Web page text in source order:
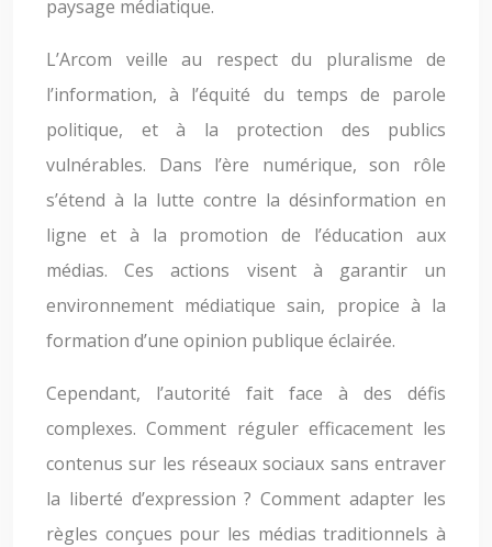
paysage médiatique.
L’Arcom veille au respect du pluralisme de
l’information, à l’équité du temps de parole
politique, et à la protection des publics
vulnérables. Dans l’ère numérique, son rôle
s’étend à la lutte contre la désinformation en
ligne et à la promotion de l’éducation aux
médias. Ces actions visent à garantir un
environnement médiatique sain, propice à la
formation d’une opinion publique éclairée.
Cependant, l’autorité fait face à des défis
complexes. Comment réguler efficacement les
contenus sur les réseaux sociaux sans entraver
la liberté d’expression ? Comment adapter les
règles conçues pour les médias traditionnels à